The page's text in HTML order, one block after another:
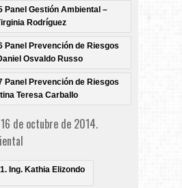
Panel Gestión Ambiental –
Rodríguez
Panel Prevención de Riesgos
Osvaldo Russo
Panel Prevención de Riesgos
Teresa Carballo
de octubre de 2014.
Ing. Kathia Elizondo